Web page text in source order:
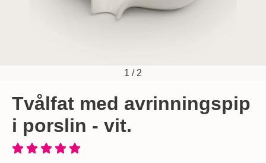
1 / 2
Tvålfat med avrinningspip
i porslin - vit.